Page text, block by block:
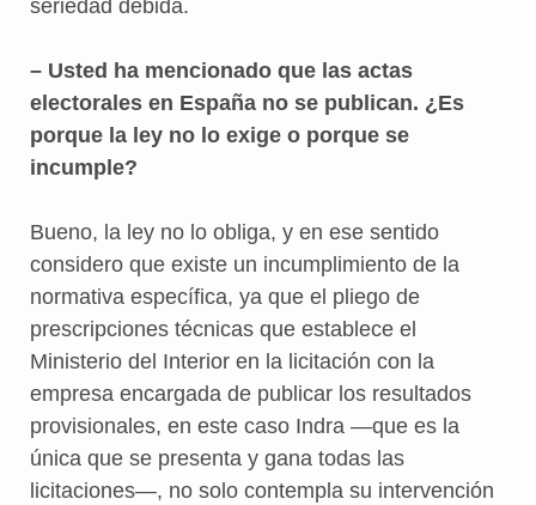
seriedad debida.
– Usted ha mencionado que las actas
electorales en España no se publican. ¿Es
porque la ley no lo exige o porque se
incumple?
Bueno, la ley no lo obliga, y en ese sentido
considero que existe un incumplimiento de la
normativa específica, ya que el pliego de
prescripciones técnicas que establece el
Ministerio del Interior en la licitación con la
empresa encargada de publicar los resultados
provisionales, en este caso Indra —que es la
única que se presenta y gana todas las
licitaciones—, no solo contempla su intervención